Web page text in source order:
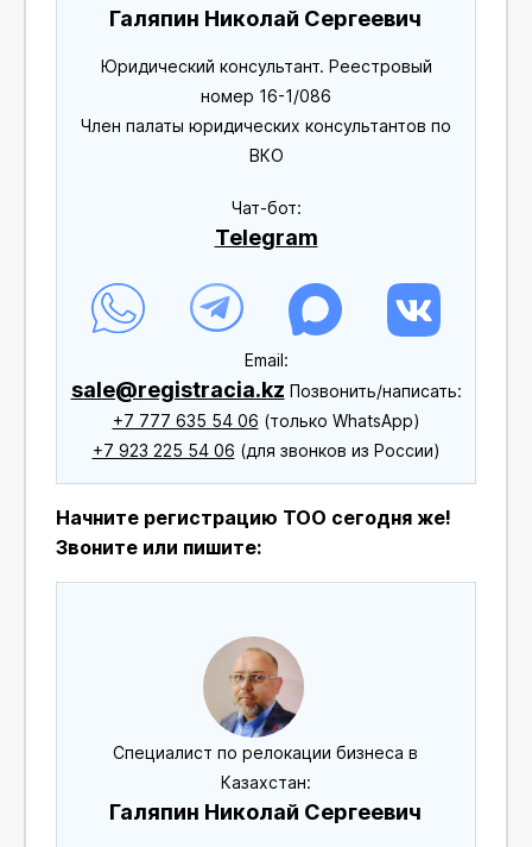
Галяпин Николай Сергеевич
Юридический консультант. Реестровый
номер 16-1/086
Член палаты юридических консультантов по
ВКО
Чат-бот:
Telegram
Еmail:
sale@registracia.kz Позвонить/написать:
+7 777 635 54 06 (только WhatsApp)
+7 923 225 54 06 (для звонков из России)
Начните регистрацию ТОО сегодня же!
Звоните или пишите:
Специалист по релокации бизнеса в
Казахстан:
Галяпин Николай Сергеевич